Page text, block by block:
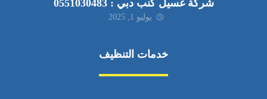
شركة غسيل كنب دبي : 0551030483
يوليو 1, 2025
خدمات التنظيف